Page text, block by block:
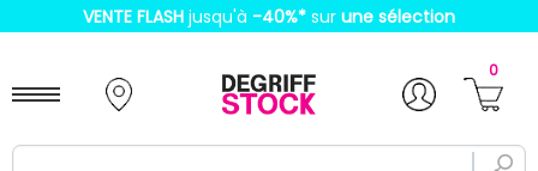
VENTE FLASH jusqu'à -40%* sur une sélection
0